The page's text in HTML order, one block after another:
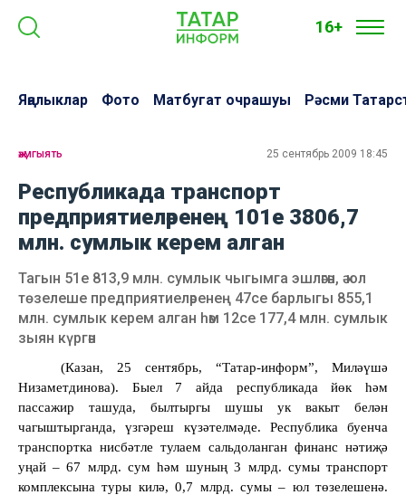
16+
Яңалыклар Фото Матбугат очрашуы Рәсми
җәмгыять 25 сентябрь 2009 18:45
Республикада транспорт
предприятиеләренең 101е 3806,7
млн. сумлык керем алган
Тагын 51е 813,9 млн. сумлык чыгымга эшләгән, ә юл
төзелеше предприятиеләренең 47се барлыгы 855,1
млн. сумлык керем алган һәм 12се 177,4 млн. сумлык
зыян күргән
(Казан, 25 сентябрь, “Татар-информ”, Миләүшә
Низаметдинова). Быел 7 айда республикада йөк һәм
пассажир ташуда, былтыргы шушы ук вакыт белән
чагыштырганда, үзгәреш күзәтелмәде. Республика буенча
транспортка нисбәтле тулаем сальдоланган финанс нәтиҗә
уңай – 67 млрд. сум һәм шуның 3 млрд. сумы транспорт
комплексына туры килә, 0,7 млрд. сумы – юл төзелешенә.